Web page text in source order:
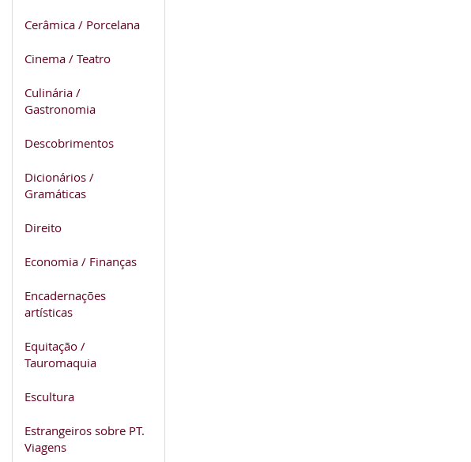
Cerâmica / Porcelana
Cinema / Teatro
Culinária /
Gastronomia
Descobrimentos
Dicionários /
Gramáticas
Direito
Economia / Finanças
Encadernações
artísticas
Equitação /
Tauromaquia
Escultura
Estrangeiros sobre PT.
Viagens